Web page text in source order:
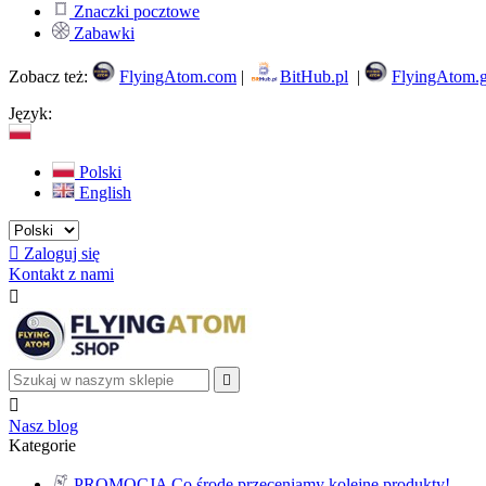
Znaczki pocztowe
Zabawki
Zobacz też: FlyingAtom.com | BitHub.pl |
Język:
Polski
English
 Zaloguj się
Kontakt z nami



Nasz blog
Kategorie